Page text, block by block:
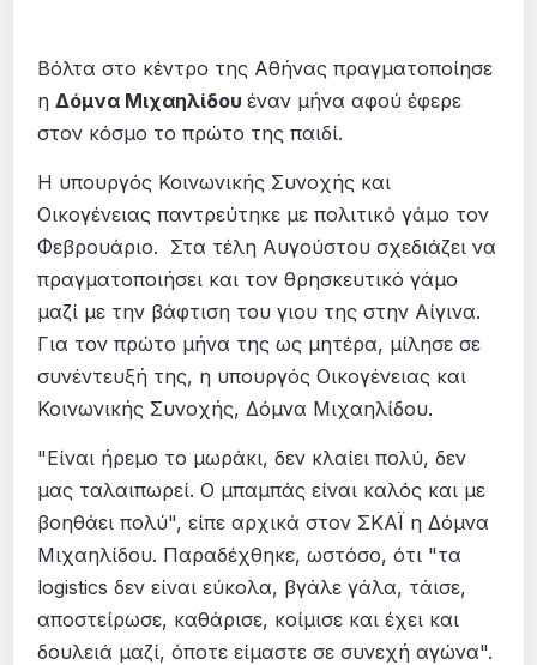
Βόλτα στο κέντρο της Αθήνας πραγματοποίησε
ηΔόμνα Μιχαηλίδουέναν μήνα αφού έφερε
στον κόσμο το πρώτο της παιδί.
Η υπουργός Κοινωνικής Συνοχής και
Οικογένειας παντρεύτηκε με πολιτικό γάμο τον
Φεβρουάριο. Στα τέλη Αυγούστου σχεδιάζει να
πραγματοποιήσει και τον θρησκευτικό γάμο
μαζί με την βάφτιση του γιου της στην Αίγινα.
Για τον πρώτο μήνα της ως μητέρα, μίλησε σε
συνέντευξή της, η υπουργός Οικογένειας και
Κοινωνικής Συνοχής, Δόμνα Μιχαηλίδου.
"Είναι ήρεμο το μωράκι, δεν κλαίει πολύ, δεν
μας ταλαιπωρεί. Ο μπαμπάς είναι καλός και με
βοηθάει πολύ", είπε αρχικά στον ΣΚΑΪ η Δόμνα
Μιχαηλίδου. Παραδέχθηκε, ωστόσο, ότι "τα
logistics δεν είναι εύκολα, βγάλε γάλα, τάισε,
αποστείρωσε, καθάρισε, κοίμισε και έχει και
δουλειά μαζί, όποτε είμαστε σε συνεχή αγώνα".